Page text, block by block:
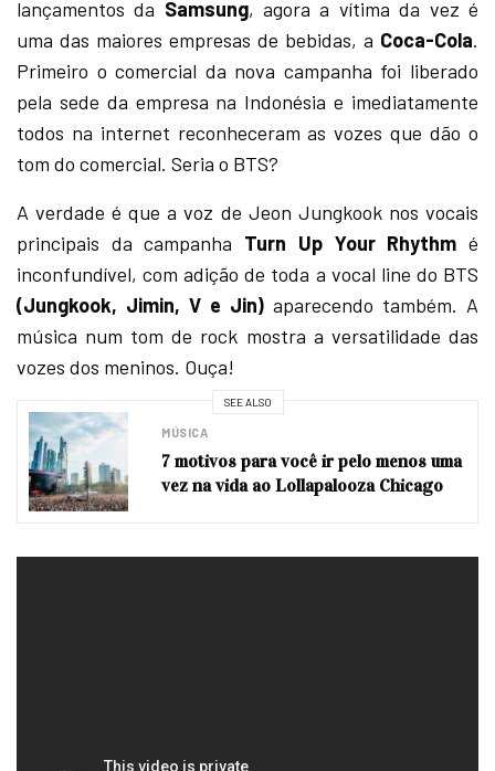
lançamentos da Samsung, agora a vítima da vez é
uma das maiores empresas de bebidas, a Coca-Cola.
Primeiro o comercial da nova campanha foi liberado
pela sede da empresa na Indonésia e imediatamente
todos na internet reconheceram as vozes que dão o
tom do comercial. Seria o BTS?
A verdade é que a voz de Jeon Jungkook nos vocais
principais da campanha Turn Up Your Rhythm é
inconfundível, com adição de toda a vocal line do BTS
(Jungkook, Jimin, V e Jin) aparecendo também. A
música num tom de rock mostra a versatilidade das
vozes dos meninos. Ouça!
SEE ALSO
MÚSICA
7 motivos para você ir pelo menos uma
vez na vida ao Lollapalooza Chicago